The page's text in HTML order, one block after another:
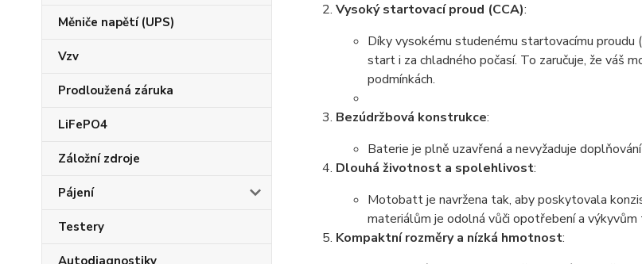
Měniče napětí (UPS)
Vzv
Prodloužená záruka
LiFePO4
Záložní zdroje
Pájení
Testery
Autodiagnostiky
Vysoký startovací proud (CCA):
Díky vysokému studenému startovacímu
start i za chladného počasí. To zaručuje, že váš
podmínkách.
Bezúdržbová konstrukce:
Baterie je plně uzavřená a nevyžaduje
Dlouhá životnost a spolehlivost:
Motobatt je navržena tak, aby poskytovala
materiálům je odolná vůči opotřebení a
Kompaktní rozměry a nízká hmotnost: